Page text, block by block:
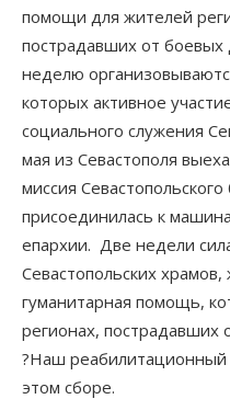
помощи для жителей
пострадавших от
неделю
которых активное
социального служения
мая из Севастополя
миссия
присоединилась к
епархии. Две недели
Севастопольских
гуманитарная помощь,
регионах, пострадавших
?Наш реабилитационный
этом сборе.